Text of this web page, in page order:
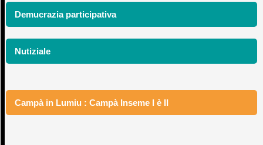
Demucrazia participativa
Nutiziale
Campà in Lumiu : Campà Inseme I è II